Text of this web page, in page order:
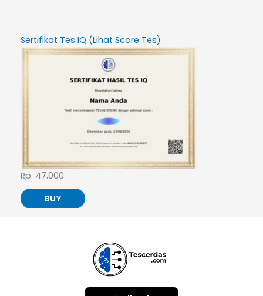
Sertifikat Tes IQ (Lihat Score Tes)
Rp. 47.000
BUY